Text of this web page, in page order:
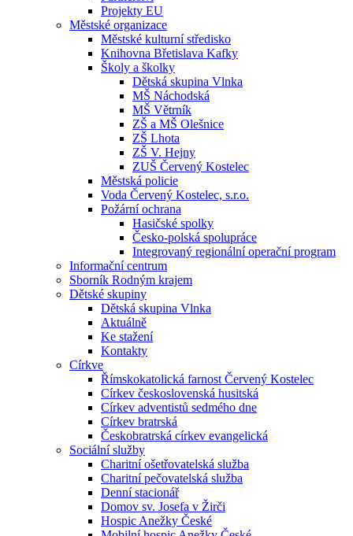
Projekty EU
Městské organizace
Městské kulturní středisko
Knihovna Břetislava Kafky
Školy a školky
Dětská skupina Vlnka
MŠ Náchodská
MŠ Větrník
ZŠ a MŠ Olešnice
ZŠ Lhota
ZŠ V. Hejny
ZUŠ Červený Kostelec
Městská policie
Voda Červený Kostelec, s.r.o.
Požární ochrana
Hasičské spolky
Česko-polská spolupráce
Integrovaný regionální operační program
Informační centrum
Sborník Rodným krajem
Dětské skupiny
Dětská skupina Vlnka
Aktuálně
Ke stažení
Kontakty
Církve
Římskokatolická farnost Červený Kostelec
Církev československá husitská
Církev adventistů sedmého dne
Církev bratrská
Českobratrská církev evangelická
Sociální služby
Charitní ošetřovatelská služba
Charitní pečovatelská služba
Denní stacionář
Domov sv. Josefa v Žirči
Hospic Anežky České